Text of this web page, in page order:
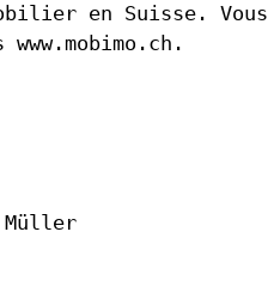
en Suisse. Vous
Müller